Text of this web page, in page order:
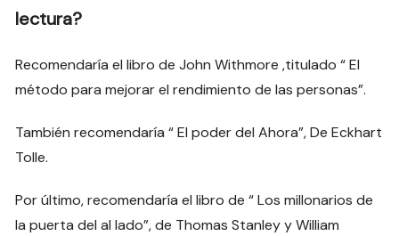
lectura?
Recomendaría el libro de John Withmore ,titulado “ El
método para mejorar el rendimiento de las personas”.
También recomendaría “ El poder del Ahora”, De Eckhart
Tolle.
Por último, recomendaría el libro de “ Los millonarios de
la puerta del al lado”, de Thomas Stanley y William